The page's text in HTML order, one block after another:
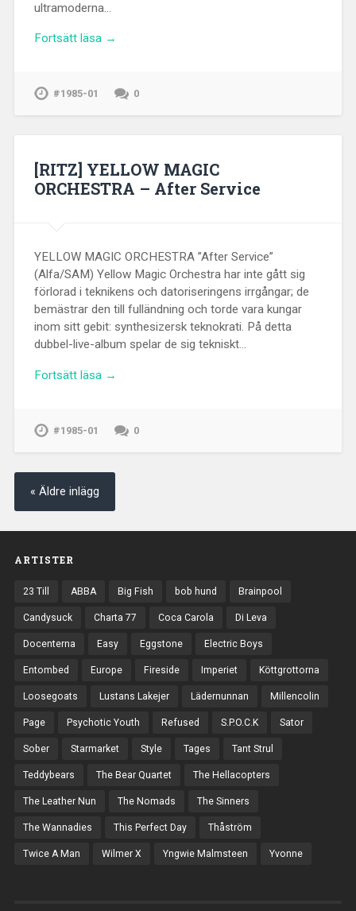
ultramoderna…
Fortsätt läsa →
#1985-01 0
[RITZ] YELLOW MAGIC
ORCHESTRA – After Service
YELLOW MAGIC ORCHESTRA ”After Service”
(Alfa/SAM) Yellow Magic Orchestra har inte gått sig
förlorad i teknikens och datoriseringens irrgångar; de
bemästrar den till fulländning och torde vara kungar
inom sitt gebit: synthesizersk teknokrati. På detta
dubbel-live-album spelar de sig tekniskt…
Fortsätt läsa →
#1985-01 0
« Äldre inlägg
ARTISTER
23 Till ABBA Big Fish bob hund Brainpool
Candysuck Charta 77 Coca Carola Di Leva
Docenterna Easy Eggstone Electric Boys
Entombed Europe Fireside Imperiet Köttgrottorna
Loosegoats Lustans Lakejer Lädernunnan Millencolin
Page Psychotic Youth Refused S.P.O.C.K Sator
Sober Starmarket Style Tages Tant Strul
Teddybears The Bear Quartet The Hellacopters
The Leather Nun The Nomads The Sinners
The Wannadies This Perfect Day Thåström
Twice A Man Wilmer X Yngwie Malmsteen Yvonne